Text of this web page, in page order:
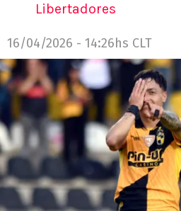
Libertadores
16/04/2026 - 14:26hs CLT